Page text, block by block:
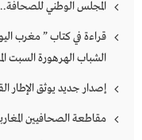
المجلس الوطني للصحافة..
قراءة في كتاب ” مغرب
الشباب الهرهورة السبت
إصدار جديد يوثق الإطار
مقاطعة الصحافيين